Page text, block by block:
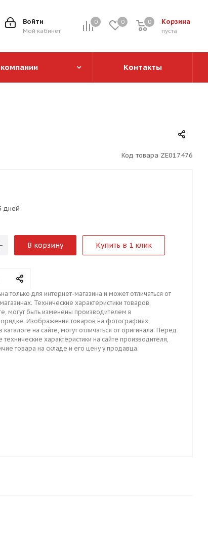
0 0 Корзина
0
пуста
0
Войти
Мой кабинет
Контакты
Код товара ZE017476
дней
В корзину Купить в 1 клик
только для интернет-магазина и может отличаться от
Технические характеристики товаров,
могут быть изменены производителем в
Изображения товаров на фотографиях,
на сайте, могут отличаться от оригинала. Перед
технические характеристики на сайте производителя,
товара на складе и его цену у продавца.